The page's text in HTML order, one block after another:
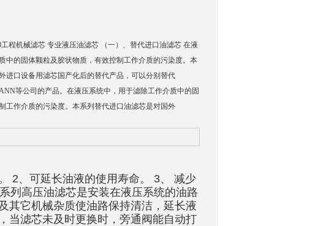
程机械滤芯 专业液压油滤芯 （一）、替代进口油滤芯 在液
中的固体颗粒及胶状物质，有效控制工作介质的污染度。本
进口设备用滤芯国产化后的替代产品，可以分别替代
等公司的产品。在液压系统中，用于滤除工作介质中的固
工作介质的污染度。本系列替代进口油滤芯是对国外
2、可延长油液的使用寿命。 3、 减少
列高压油滤芯是安装在液压系统的油路
其它机械杂质使油路保持清洁，延长液
滤芯未及时更换时，旁通阀能自动打